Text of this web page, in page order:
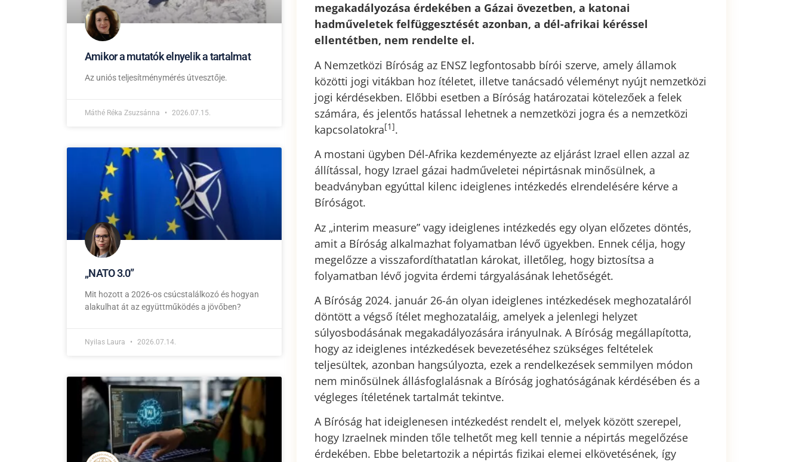
Amikor a mutatók elnyelik a tartalmat
Az uniós teljesítménymérés útvesztője.
Máthé Réka Zsuzsánna 2026.07.15.
,,NATO 3.0”
Mit hozott a 2026-os csúcstalálkozó és hogyan
alakulhat át az együttműködés a jövőben?
Nyilas Laura 2026.07.14.
megakadályozása érdekében a Gázai övezetben, a katonai
hadműveletek felfüggesztését azonban, a dél-afrikai kéréssel
ellentétben, nem rendelte el.
A Nemzetközi Bíróság az ENSZ legfontosabb bírói szerve, amely államok
közötti jogi vitákban hoz ítéletet, illetve tanácsadó véleményt nyújt nemzetközi
jogi kérdésekben. Előbbi esetben a Bíróság határozatai kötelezőek a felek
számára, és jelentős hatással lehetnek a nemzetközi jogra és a nemzetközi
kapcsolatokra[1].
A mostani ügyben Dél-Afrika kezdeményezte az eljárást Izrael ellen azzal az
állítással, hogy Izrael gázai hadműveletei népirtásnak minősülnek, a
beadványban egyúttal kilenc ideiglenes intézkedés elrendelésére kérve a
Bíróságot.
Az „interim measure” vagy ideiglenes intézkedés egy olyan előzetes döntés,
amit a Bíróság alkalmazhat folyamatban lévő ügyekben. Ennek célja, hogy
megelőzze a visszafordíthatatlan károkat, illetőleg, hogy biztosítsa a
folyamatban lévő jogvita érdemi tárgyalásának lehetőségét.
A Bíróság 2024. január 26-án olyan ideiglenes intézkedések meghozataláról
döntött a végső ítélet meghozataláig, amelyek a jelenlegi helyzet
súlyosbodásának megakadályozására irányulnak. A Bíróság megállapította,
hogy az ideiglenes intézkedések bevezetéséhez szükséges feltételek
teljesültek, azonban hangsúlyozta, ezek a rendelkezések semmilyen módon
nem minősülnek állásfoglalásnak a Bíróság joghatóságának kérdésében és a
végleges ítéletének tartalmát tekintve.
A Bíróság hat ideiglenesen intézkedést rendelt el, melyek között szerepel,
hogy Izraelnek minden tőle telhetőt meg kell tennie a népirtás megelőzése
érdekében. Ebbe beletartozik a népirtás fizikai elemei elkövetésének, így